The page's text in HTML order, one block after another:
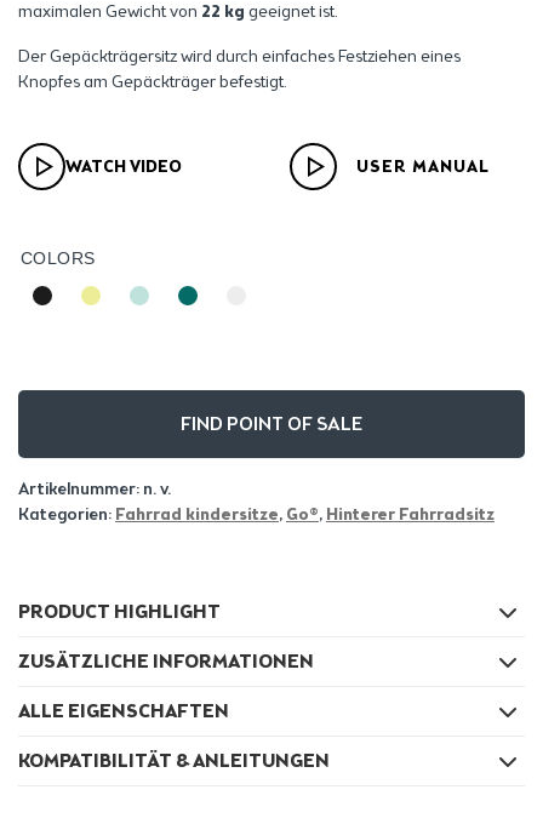
maximalen Gewicht von 22 kg geeignet ist.
Der Gepäckträgersitz wird durch einfaches Festziehen eines
Knopfes am Gepäckträger befestigt.
WATCH VIDEO USER MANUAL
COLORS
FIND POINT OF SALE
Artikelnummer: n. v.
Kategorien: Fahrrad kindersitze, Go®, Hinterer Fahrradsitz
PRODUCT HIGHLIGHT
ZUSÄTZLICHE INFORMATIONEN
ALLE EIGENSCHAFTEN
KOMPATIBILITÄT & ANLEITUNGEN